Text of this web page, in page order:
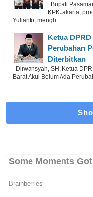
Bupati
KPKJakarta,
Yulianto, mengh ...
Ketua
Perubahan
Diterbitkan
Dirwansyah, SH, Ketua
Barat Akui Belum Ada